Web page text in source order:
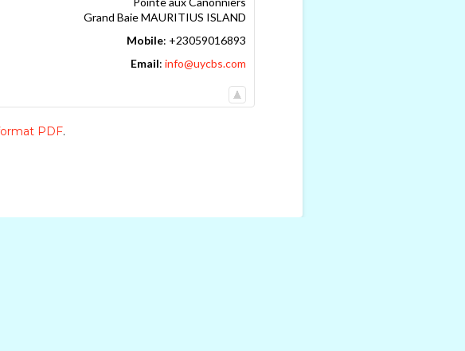
Grand BaieMAURITIUS ISLAND
Mobile: +23059016893
Email: info@uycbs.com
PDF.